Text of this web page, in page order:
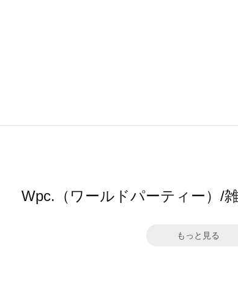
Wpc.（ワールドパーティー）/
もっと見る